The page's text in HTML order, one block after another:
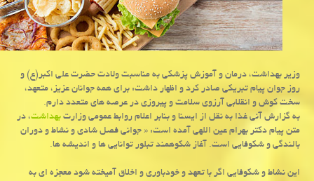
وزیر بهداشت، درمان و آموزش پزشکی به مناسبت ولادت حضرت علی اکبر(ع) و
روز جوان پیام تبریکی صادر کرد و اظهار داشت: برای همه جوانان عزیز، متعهد،
سخت کوش و انقلابی آرزوی سلامت و پیروزی در عرصه های متعدد دارم.
به گزارش آنی غذا به نقل از ایسنا و بنابر اعلام روابط عمومی وزارتبهداشت، در
متن پیام دکتر بهرام عین اللهی آمده است: « جوانی فصل شادی و نشاط و دوران
بالندگی و شکوفایی است. آغاز شکوهمند تبلور توانایی ها و اندیشه ها.
این نشاط و شکوفایی اگر با تعهد و خودباوری و اخلاق آمیخته شود معجزه ای به